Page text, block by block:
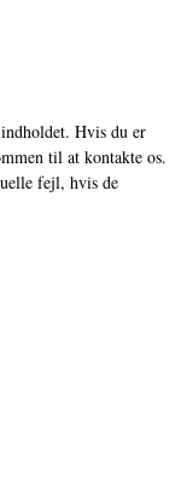
Hvis du er
til at kontakte os.
fejl, hvis de